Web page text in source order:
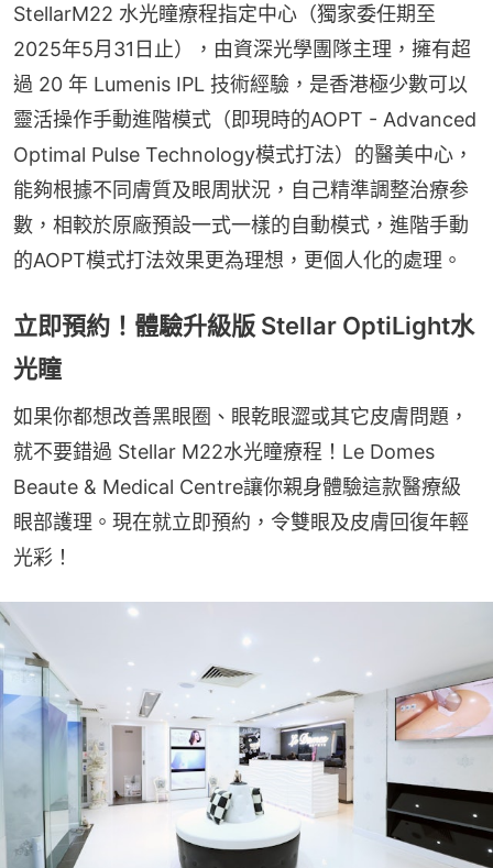
StellarM22 水光瞳療程指定中心（獨家委任期至
2025年5月31日止），由資深光學團隊主理，擁有超
過 20 年 Lumenis IPL 技術經驗，是香港極少數可以
靈活操作手動進階模式（即現時的AOPT - Advanced
Optimal Pulse Technology模式打法）的醫美中心，
能夠根據不同膚質及眼周狀況，自己精準調整治療参
數，相較於原廠預設一式一樣的自動模式，進階手動
的AOPT模式打法效果更為理想，更個人化的處理。
立即預約！體驗升級版 Stellar OptiLight水
光瞳
如果你都想改善黑眼圈、眼乾眼澀或其它皮膚問題，
就不要錯過 Stellar M22水光瞳療程！Le Domes
Beaute & Medical Centre讓你親身體驗這款醫療級
眼部護理。現在就立即預約，令雙眼及皮膚回復年輕
光彩！